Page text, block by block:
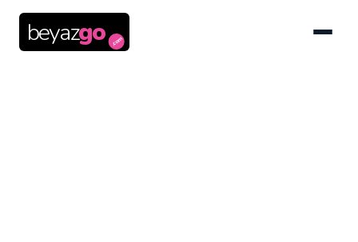
beyazgo .com